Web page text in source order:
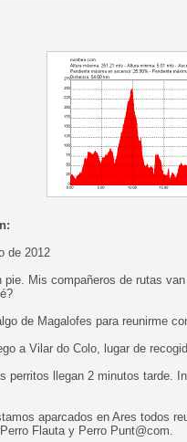
de 2012
pie. Mis compañeros de rutas
de Magalofes para reunirme
a Vilar do Colo, lugar de
perritos llegan 2 minutos tarde.
aparcados en Ares todos
Flauta y Perro Punt@com.